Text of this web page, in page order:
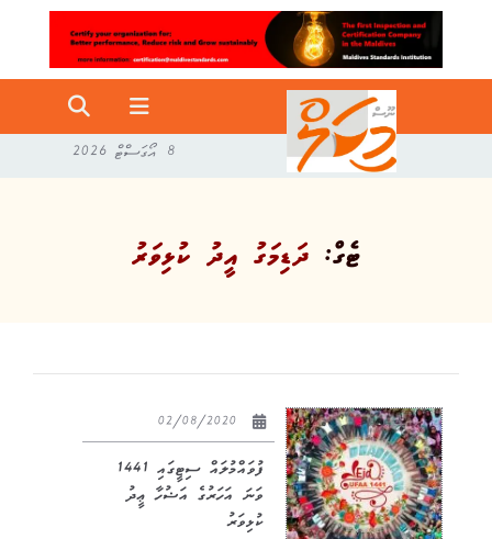
8 އޯގަސްޓް 2026
ޓެގް: ދަޑިމަގު އީދު ކުޅިވަރު
ފުވައްމުލައް ސިޓީގައި 1441
ވަނަ އަހަރުގެ އަޟުހާ ޢީދު
ކުޅިވަރު